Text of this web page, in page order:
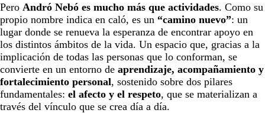
Pero Andró Nebó es mucho más que actividades. Como su
propio nombre indica en caló, es un “camino nuevo”: un
lugar donde se renueva la esperanza de encontrar apoyo en
los distintos ámbitos de la vida. Un espacio que, gracias a la
implicación de todas las personas que lo conforman, se
convierte en un entorno de aprendizaje, acompañamiento y
fortalecimiento personal, sostenido sobre dos pilares
fundamentales: el afecto y el respeto, que se materializan a
través del vínculo que se crea día a día.